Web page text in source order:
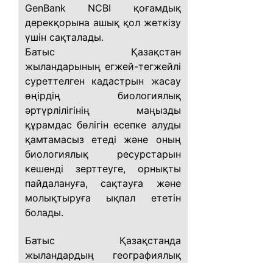
GenBank NCBI қоғамдық
дерекқорына ашық қол жеткізу
үшін сақталады.
Батыс Қазақстан
жыландарының егжей-тегжейлі
суреттелген кадастрын жасау
өңірдің биологиялық
әртүрлілігінің маңызды
құрамдас бөлігін есепке алуды
қамтамасыз етеді және оның
биологиялық ресурстарын
кешенді зерттеуге, орнықты
пайдалануға, сақтауға және
молықтыруға ықпал ететін
болады.
Батыс Қазақстанда
жыландардың географиялық